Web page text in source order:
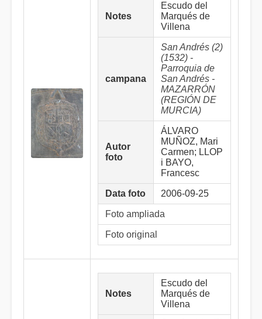
Notes
Escudo del
Marqués de
Villena
campana
San Andrés (2)
(1532) -
Parroquia de
San Andrés -
MAZARRÓN
(REGIÓN DE
MURCIA)
Autor
foto
ÁLVARO
MUÑOZ, Mari
Carmen; LLOP
i BAYO,
Francesc
Data foto 2006-09-25
Foto ampliada
Foto original
Notes
Escudo del
Marqués de
Villena